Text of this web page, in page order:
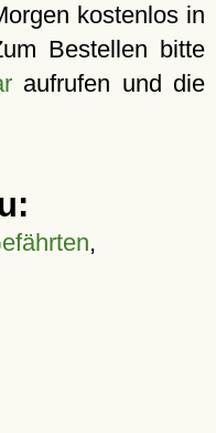
kostenlos in
Bestellen bitte
aufrufen und die
,